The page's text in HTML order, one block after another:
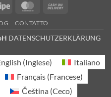
Stripe MasterCard
CONTATTO
DATENSCHUTZERKLÄRUNG
(Inglese)
Italiano
Français(Francese)
Čeština(Ceco)